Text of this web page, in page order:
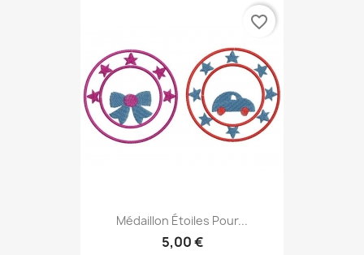
Médaillon Étoiles Pour...
5,00 €
favorite_border